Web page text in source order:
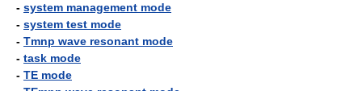
- system management mode
- system test mode
- Tmnp wave resonant mode
- task mode
- TE mode